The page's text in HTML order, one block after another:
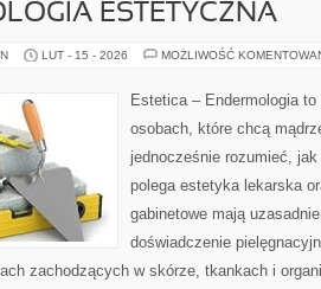
ESTETYCZNA
LUT - 15 - 2026 MOŻLIWOŚĆ
Estetica – Endermologia
osobach, które chcą
jednocześnie rozumieć,
polega estetyka lekarska
gabinetowe mają
doświadczenie
zachodzących w skórze, tkankach i